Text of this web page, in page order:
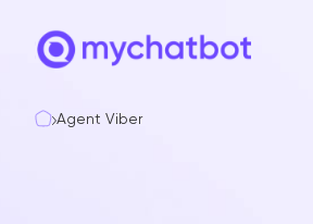
Agent Viber